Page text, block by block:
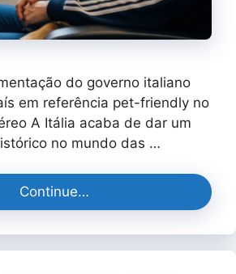
do governo italiano
em referência pet-friendly no
A Itália acaba de dar um
no mundo das …
Continue…